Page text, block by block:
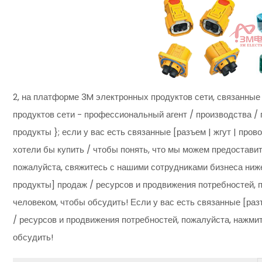
2, на платформе 3M электронных продуктов сети,
продуктов сети - профессиональный агент / производства
продукты }; если у вас есть связанные [разъем | жгут |
хотели бы купить / чтобы понять, что мы можем
пожалуйста, свяжитесь с нашими сотрудниками бизнеса
продукты] продаж / ресурсов и продвижения
человеком, чтобы обсудить! Если у вас есть связанные
/ ресурсов и продвижения потребностей, пожалуйста,
обсудить!